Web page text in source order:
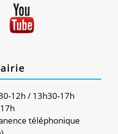
12h / 13h30-17h
téléphonique